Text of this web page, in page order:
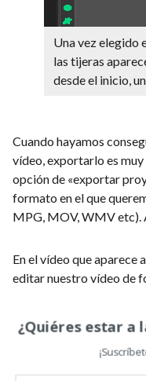
Una vez elegido
las tijeras
desde el inicio,
Cuando hayamos
vídeo, exportarlo es muy
opción de «exportar
formato en el que
MPG, MOV, WMV etc).
En el vídeo que aparece
editar nuestro vídeo de
EDICIÓN DE
¿Quiéres estar a